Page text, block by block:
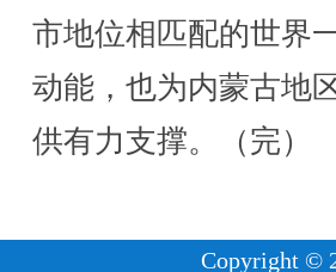
市地位相匹配的世界
动能，也为内蒙古地
供有力支撑。（完）
Copyright ©